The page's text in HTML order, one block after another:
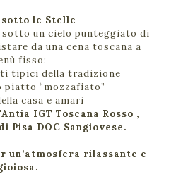
sotto le Stelle
sotto un cielo punteggiato di
da una cena toscana a
fisso:
tipici della tradizione
piatto “mozzafiato”
casa e amari
IGT Toscana Rosso ,
Pisa DOC Sangiovese.
un’atmosfera rilassante e